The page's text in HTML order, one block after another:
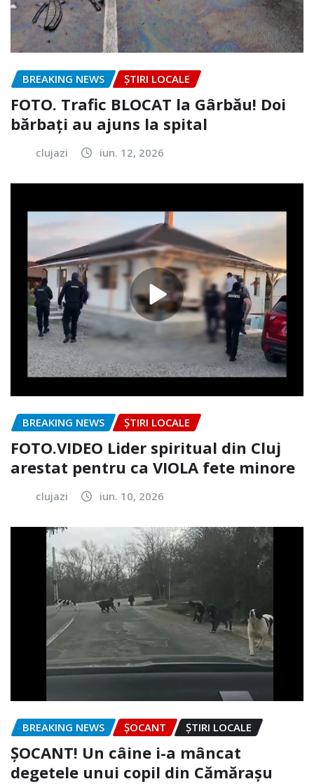
BREAKING NEWS ȘTIRI LOCALE
FOTO. Trafic BLOCAT la Gârbău! Doi
bărbați au ajuns la spital
clujazi iun. 12, 2026
BREAKING NEWS ȘTIRI LOCALE
FOTO.VIDEO Lider spiritual din Cluj
arestat pentru ca VIOLA fete minore
clujazi iun. 10, 2026
BREAKING NEWS ȘOCANT ȘTIRI LOCALE
ȘOCANT! Un câine i-a mâncat
degetele unui copil din Cămărașu